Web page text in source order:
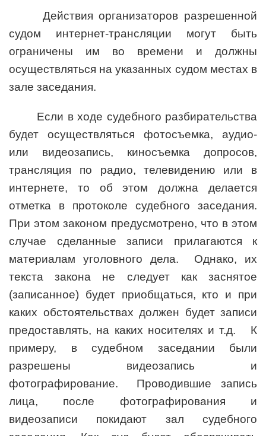
Действия организаторов разрешенной
судом интернет-трансляции могут быть
ограничены им во времени и должны
осуществляться на указанных судом местах в
зале заседания.
Если в ходе судебного разбирательства
будет осуществляться фотосъемка, аудио-
или видеозапись, киносъемка допросов,
трансляция по радио, телевидению или в
интернете, то об этом должна делается
отметка в протоколе судебного заседания.
При этом законом предусмотрено, что в этом
случае сделанные записи прилагаются к
материалам уголовного дела. Однако, их
текста закона не следует как заснятое
(записанное) будет приобщаться, кто и при
каких обстоятельствах должен будет записи
предоставлять, на каких носителях и т.д. К
примеру, в судебном заседании были
разрешены видеозапись и
фотографирование. Проводившие запись
лица, после фотографирования и
видеозаписи покидают зал судебного